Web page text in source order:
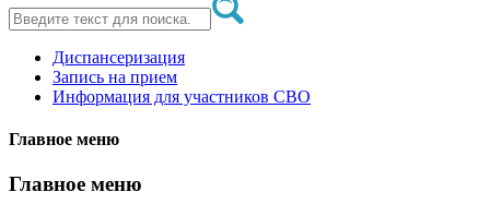
Диспансеризация
Запись на прием
Информация для участников СВО
Главное меню
Главное меню